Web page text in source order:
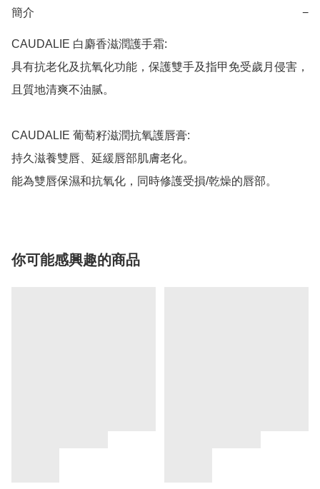
簡介 −
CAUDALIE 白麝香滋潤護手霜:
具有抗老化及抗氧化功能，保護雙手及指甲免受歲月侵害，
且質地清爽不油腻。
CAUDALIE 葡萄籽滋潤抗氧護唇膏:
持久滋養雙唇、延緩唇部肌膚老化。
能為雙唇保濕和抗氧化，同時修護受損/乾燥的唇部。
你可能感興趣的商品